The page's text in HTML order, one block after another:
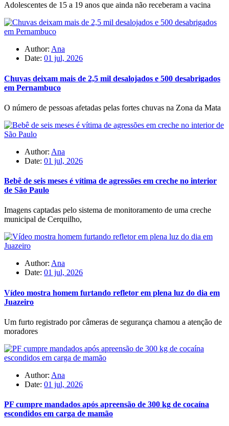
Adolescentes de 15 a 19 anos que ainda não receberam a vacina
Author: Ana
Date: 01 jul, 2026
Chuvas deixam mais de 2,5 mil desalojados e 500 desabrigados
em Pernambuco
O número de pessoas afetadas pelas fortes chuvas na Zona da Mata
Author: Ana
Date: 01 jul, 2026
Bebê de seis meses é vítima de agressões em creche no interior
de São Paulo
Imagens captadas pelo sistema de monitoramento de uma creche
municipal de Cerquilho,
Author: Ana
Date: 01 jul, 2026
Vídeo mostra homem furtando refletor em plena luz do dia em
Juazeiro
Um furto registrado por câmeras de segurança chamou a atenção de
moradores
Author: Ana
Date: 01 jul, 2026
PF cumpre mandados após apreensão de 300 kg de cocaína
escondidos em carga de mamão